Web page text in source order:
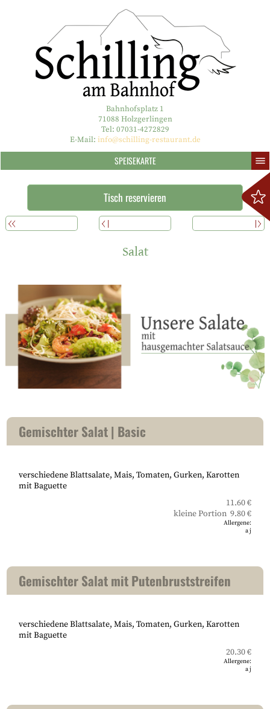
Bahnhofsplatz 1
71088 Holzgerlingen
Tel: 07031-4272829
E-Mail: info@schilling-restaurant.de
SPEISEKARTE
Tisch reservieren
Salat
Gemischter Salat | Basic
verschiedene Blattsalate, Mais, Tomaten, Gurken, Karotten
mit Baguette
11.60 €
kleine Portion 9.80 €
Allergene:
aj
Gemischter Salat mit Putenbruststreifen
verschiedene Blattsalate, Mais, Tomaten, Gurken, Karotten
mit Baguette
20.30 €
Allergene:
aj